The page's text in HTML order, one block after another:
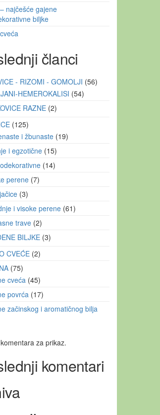
najčešće gajene
biljke
članci
- RIZOMI - GOMOLJI 56
HEMEROKALISI 54
RAZNE 2
125
i žbunaste 19
i egzotične 15
14
perene 7
3
i visoke perene 61
trave 2
BILJKE 3
CVEĆE 2
75
cveća 45
povrća 17
začinskog i aromatičnog bilja
za prikaz.
komentari